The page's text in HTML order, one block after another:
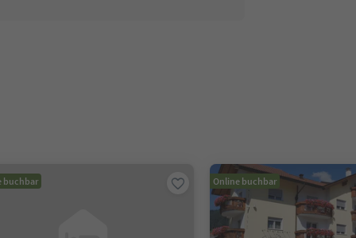
buchbar Online buchbar